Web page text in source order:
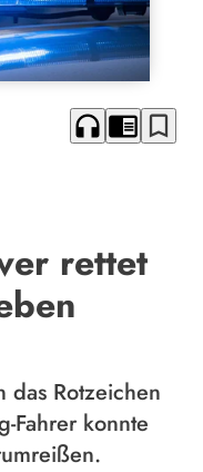
headphones chrome_reader_mode bookmark_border
rettet
das Rotzeichen
Fahrer konnte